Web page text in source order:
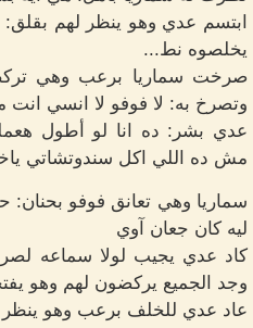
ابتسم عدي وهو ينظر لهم بقلق:
يخلصوه نط...
صرخت سماريا برعب وهي
وتصرخ به: لا فوفو لا انسي
عدي بشر: ده انا لو أطول
مش ده اللي اكل سندوتشاتي
سماريا وهي تعانق فوفو
ليه كان جعان آوي
كاد عدي يجيب لولا سماعه
وجد الجميع يركضون لهم وهو
عاد عدي للخلف برعب وهو ينظر